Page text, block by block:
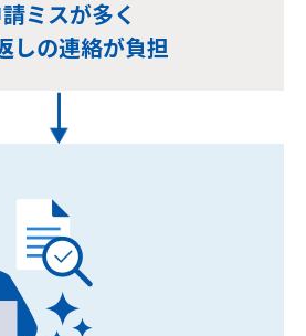
ミスが多く
しの連絡が負担